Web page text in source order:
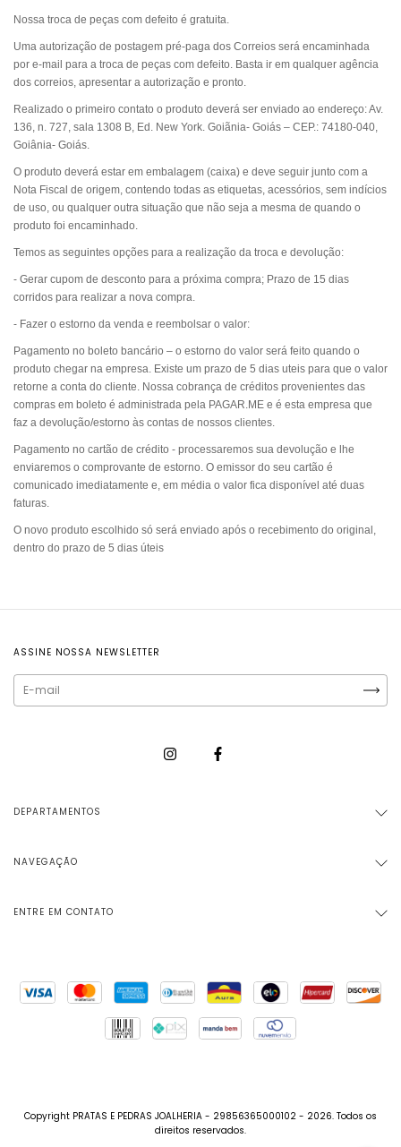
Nossa troca de peças com defeito é gratuita.
Uma autorização de postagem pré-paga dos Correios será encaminhada
por e-mail para a troca de peças com defeito. Basta ir em qualquer agência
dos correios, apresentar a autorização e pronto.
Realizado o primeiro contato o produto deverá ser enviado ao endereço:Av.
136, n. 727, sala 1308 B, Ed. New York. Goiãnia- Goiás – CEP.: 74180-040,
Goiânia- Goiás.
O produto deverá estar em embalagem (caixa) e deve seguir junto com a
Nota Fiscal de origem, contendo todas as etiquetas, acessórios, sem indícios
de uso, ou qualquer outra situação que não seja a mesma de quando o
produto foi encaminhado.
Temos as seguintes opções para a realização da troca e devolução:
- Gerar cupom de desconto para a próxima compra; Prazo de 15 dias
corridos para realizar a nova compra.
- Fazer o estorno da venda e reembolsar o valor:
Pagamento no boleto bancário – o estorno do valor será feito quando o
produto chegar na empresa. Existe um prazo de 5 dias uteis para que o valor
retorne a conta do cliente. Nossa cobrança de créditos provenientes das
compras em boleto é administrada pela PAGAR.ME e é esta empresa que
faz a devolução/estorno às contas de nossos clientes.
Pagamento no cartão de crédito - processaremos sua devolução e lhe
enviaremos o comprovante de estorno. O emissor do seu cartão é
comunicado imediatamente e, em média o valor fica disponível até duas
faturas.
O novo produto escolhido só será enviado após o recebimento do original,
dentro do prazo de 5 dias úteis
ASSINE NOSSA NEWSLETTER
DEPARTAMENTOS
NAVEGAÇÃO
ENTRE EM CONTATO
Copyright PRATAS E PEDRAS JOALHERIA - 29856365000102 - 2026. Todos os
direitos reservados.